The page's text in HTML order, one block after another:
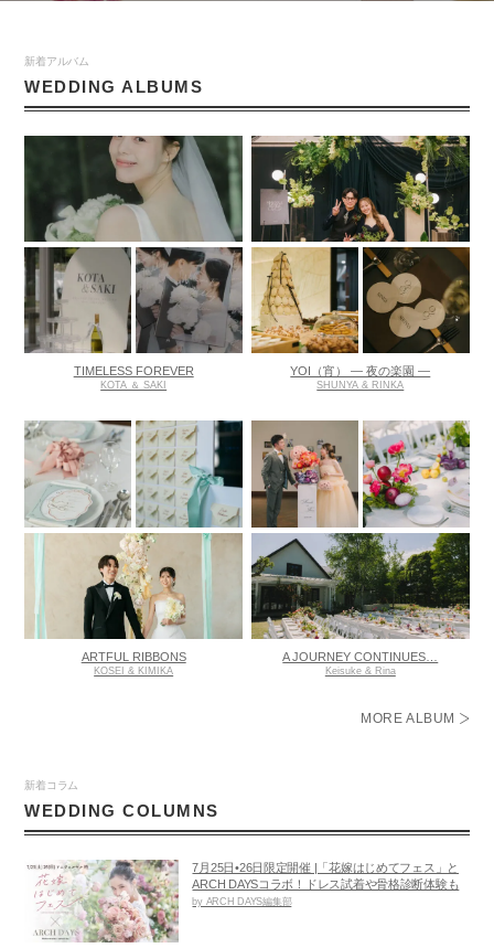
新着アルバム
WEDDING ALBUMS
TIMELESS FOREVER
KOTA ＆ SAKI
YOI（宵） ― 夜の楽園 ―
SHUNYA & RINKA
ARTFUL RIBBONS
KOSEI & KIMIKA
A JOURNEY CONTINUES…
Keisuke & Rina
MORE ALBUM
新着コラム
WEDDING COLUMNS
7月25日•26日限定開催 |「花嫁はじめてフェス」と
ARCH DAYSコラボ！ドレス試着や骨格診断体験も
by ARCH DAYS編集部